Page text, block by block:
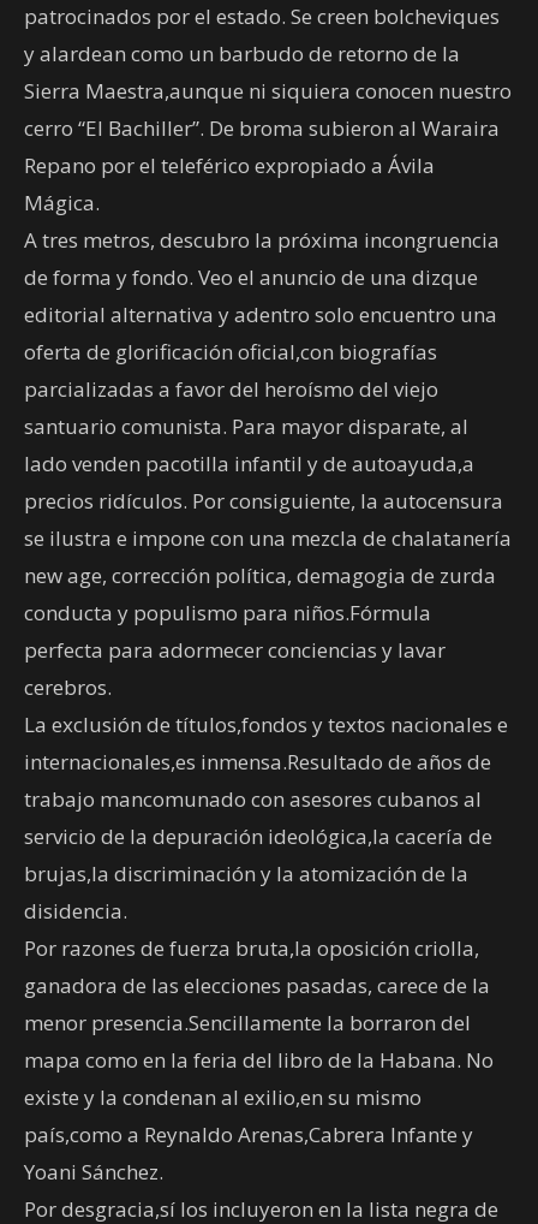
patrocinados por el estado. Se creen bolcheviques
y alardean como un barbudo de retorno de la
Sierra Maestra,aunque ni siquiera conocen nuestro
cerro “El Bachiller”. De broma subieron al Waraira
Repano por el teleférico expropiado a Ávila
Mágica.
A tres metros, descubro la próxima incongruencia
de forma y fondo. Veo el anuncio de una dizque
editorial alternativa y adentro solo encuentro una
oferta de glorificación oficial,con biografías
parcializadas a favor del heroísmo del viejo
santuario comunista. Para mayor disparate, al
lado venden pacotilla infantil y de autoayuda,a
precios ridículos. Por consiguiente, la autocensura
se ilustra e impone con una mezcla de chalatanería
new age, corrección política, demagogia de zurda
conducta y populismo para niños.Fórmula
perfecta para adormecer conciencias y lavar
cerebros.
La exclusión de títulos,fondos y textos nacionales e
internacionales,es inmensa.Resultado de años de
trabajo mancomunado con asesores cubanos al
servicio de la depuración ideológica,la cacería de
brujas,la discriminación y la atomización de la
disidencia.
Por razones de fuerza bruta,la oposición criolla,
ganadora de las elecciones pasadas, carece de la
menor presencia.Sencillamente la borraron del
mapa como en la feria del libro de la Habana. No
existe y la condenan al exilio,en su mismo
país,como a Reynaldo Arenas,Cabrera Infante y
Yoani Sánchez.
Por desgracia,sí los incluyeron en la lista negra de